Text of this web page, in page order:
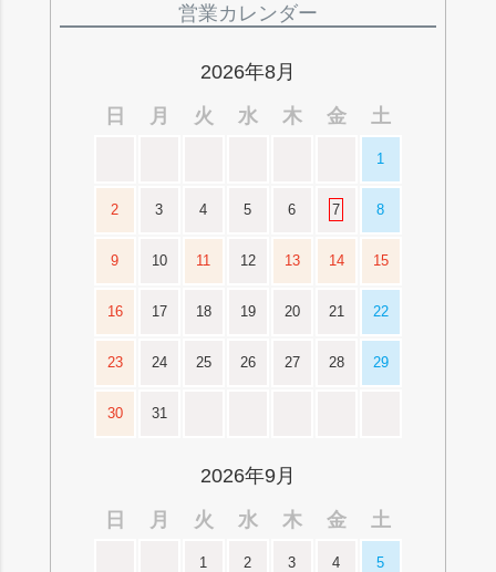
営業カレンダー
2026年8月
日
月 火 水 木 金 土
1
2 3 4 5 6 7 8
9 10 11 12 13 14 15
16 17 18 19 20 21 22
23 24 25 26 27 28 29
30 31
2026年9月
日
月 火 水 木 金 土
1 2 3 4 5